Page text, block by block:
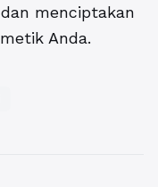
menciptakan
Anda.